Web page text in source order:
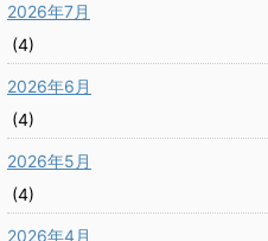
2026年7月
(4)
2026年6月
(4)
2026年5月
(4)
2026年4月